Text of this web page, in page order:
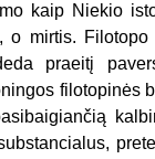
kaip Niekio
o mirtis.
praeitį
filotopinės